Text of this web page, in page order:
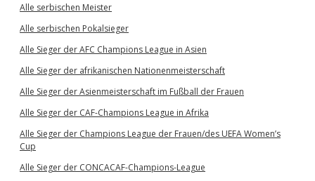
Alle serbischen Meister
Alle serbischen Pokalsieger
Alle Sieger der AFC Champions League in Asien
Alle Sieger der afrikanischen Nationenmeisterschaft
Alle Sieger der Asienmeisterschaft im Fußball der Frauen
Alle Sieger der CAF-Champions League in Afrika
Alle Sieger der Champions League der Frauen/des UEFA Women’s
Cup
Alle Sieger der CONCACAF-Champions-League